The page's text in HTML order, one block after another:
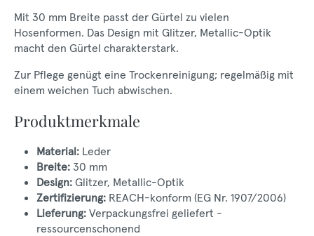
Mit 30 mm Breite passt der Gürtel zu vielen
Hosenformen. Das Design mit Glitzer, Metallic-Optik
macht den Gürtel charakterstark.
Zur Pflege genügt eine Trockenreinigung; regelmäßig mit
einem weichen Tuch abwischen.
Produktmerkmale
Material: Leder
Breite: 30 mm
Design: Glitzer, Metallic-Optik
Zertifizierung: REACH-konform (EG Nr. 1907/2006)
Lieferung: Verpackungsfrei geliefert -
ressourcenschonend